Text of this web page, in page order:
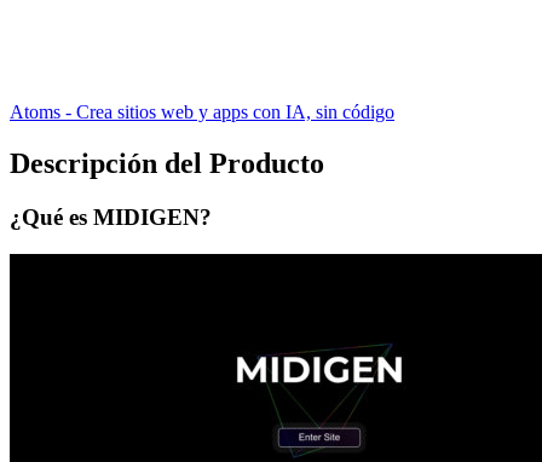
Atoms - Crea sitios web y apps con IA, sin código
Descripción del Producto
¿Qué es MIDIGEN?